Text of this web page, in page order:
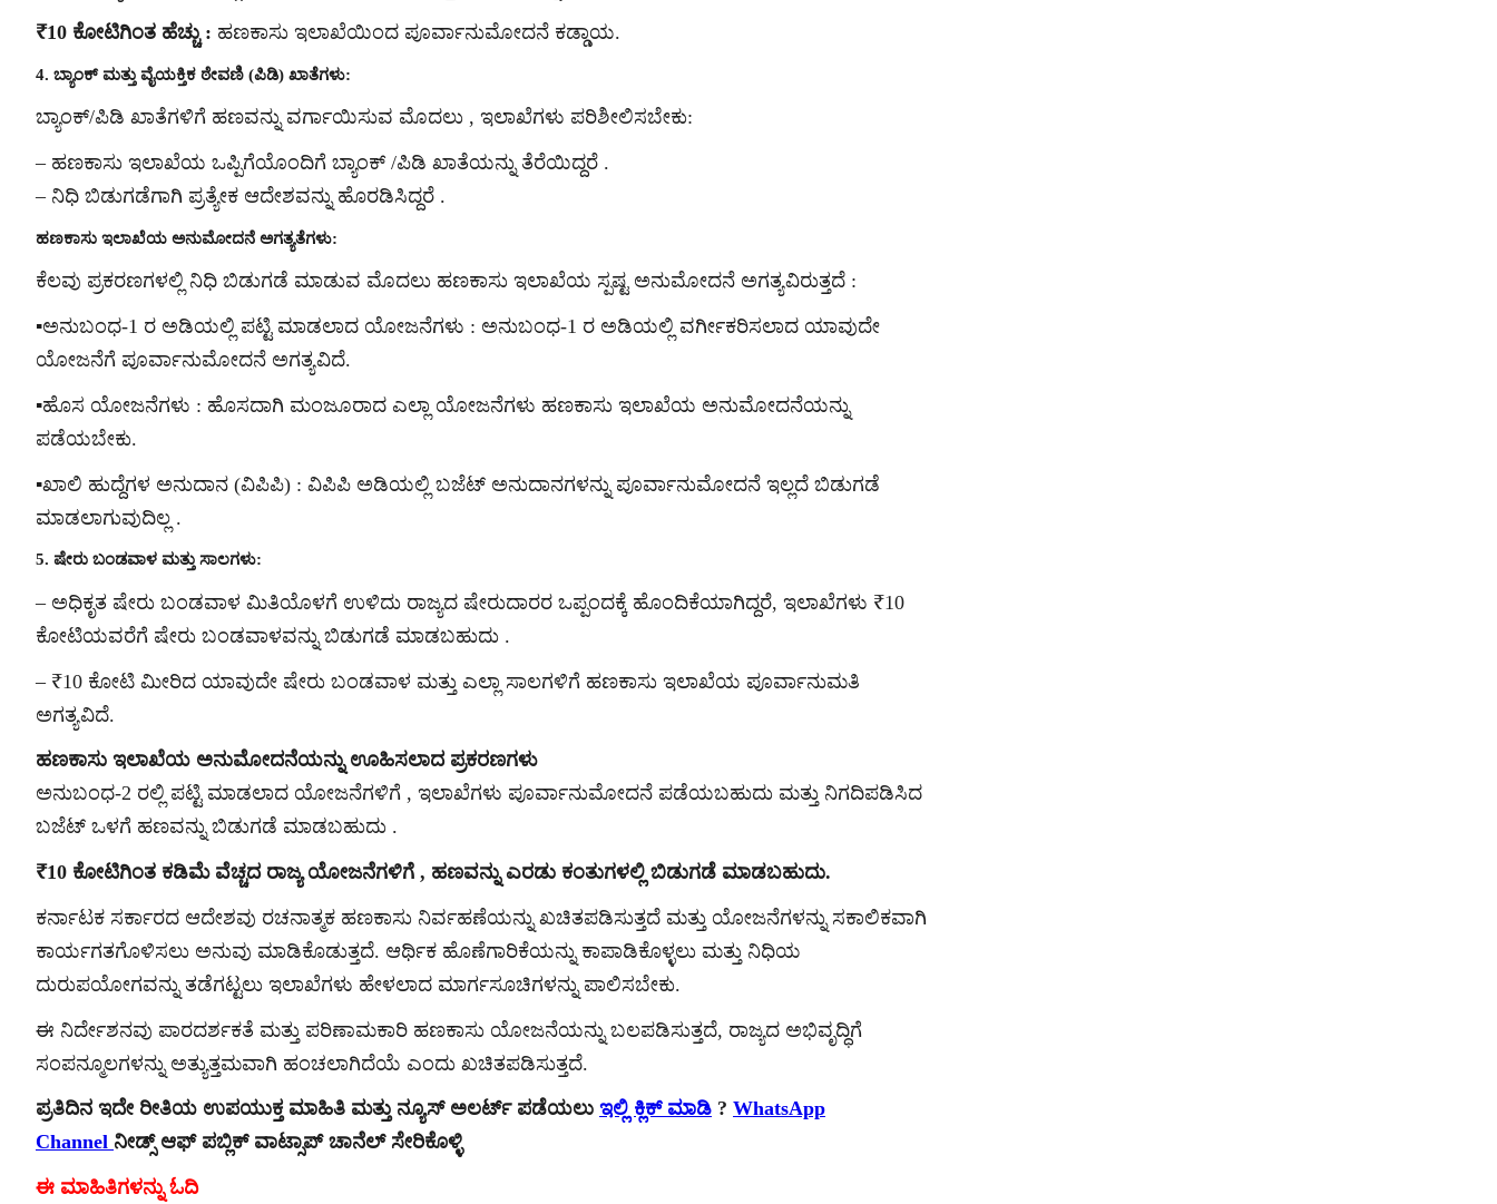
₹10 ಕೋಟಿಗಿಂತ ಹೆಚ್ಚು : ಹಣಕಾಸು ಇಲಾಖೆಯಿಂದ ಪೂರ್ವಾನುಮೋದನೆ ಕಡ್ಡಾಯ.
4. ಬ್ಯಾಂಕ್ ಮತ್ತು ವೈಯಕ್ತಿಕ ಠೇವಣಿ (ಪಿಡಿ) ಖಾತೆಗಳು:
ಬ್ಯಾಂಕ್/ಪಿಡಿ ಖಾತೆಗಳಿಗೆ ಹಣವನ್ನು ವರ್ಗಾಯಿಸುವ ಮೊದಲು , ಇಲಾಖೆಗಳು ಪರಿಶೀಲಿಸಬೇಕು:
– ಹಣಕಾಸು ಇಲಾಖೆಯ ಒಪ್ಪಿಗೆಯೊಂದಿಗೆ ಬ್ಯಾಂಕ್ /ಪಿಡಿ ಖಾತೆಯನ್ನು ತೆರೆಯಿದ್ದರೆ .
– ನಿಧಿ ಬಿಡುಗಡೆಗಾಗಿ ಪ್ರತ್ಯೇಕ ಆದೇಶವನ್ನು ಹೊರಡಿಸಿದ್ದರೆ .
ಹಣಕಾಸು ಇಲಾಖೆಯ ಅನುಮೋದನೆ ಅಗತ್ಯತೆಗಳು:
ಕೆಲವು ಪ್ರಕರಣಗಳಲ್ಲಿ ನಿಧಿ ಬಿಡುಗಡೆ ಮಾಡುವ ಮೊದಲು ಹಣಕಾಸು ಇಲಾಖೆಯ ಸ್ಪಷ್ಟ ಅನುಮೋದನೆ ಅಗತ್ಯವಿರುತ್ತದೆ :
▪️ಅನುಬಂಧ-1 ರ ಅಡಿಯಲ್ಲಿ ಪಟ್ಟಿ ಮಾಡಲಾದ ಯೋಜನೆಗಳು : ಅನುಬಂಧ-1 ರ ಅಡಿಯಲ್ಲಿ ವರ್ಗೀಕರಿಸಲಾದ ಯಾವುದೇ
ಯೋಜನೆಗೆ ಪೂರ್ವಾನುಮೋದನೆ ಅಗತ್ಯವಿದೆ.
▪️ಹೊಸ ಯೋಜನೆಗಳು : ಹೊಸದಾಗಿ ಮಂಜೂರಾದ ಎಲ್ಲಾ ಯೋಜನೆಗಳು ಹಣಕಾಸು ಇಲಾಖೆಯ ಅನುಮೋದನೆಯನ್ನು
ಪಡೆಯಬೇಕು.
▪️ಖಾಲಿ ಹುದ್ದೆಗಳ ಅನುದಾನ (ವಿಪಿಪಿ) : ವಿಪಿಪಿ ಅಡಿಯಲ್ಲಿ ಬಜೆಟ್ ಅನುದಾನಗಳನ್ನು ಪೂರ್ವಾನುಮೋದನೆ ಇಲ್ಲದೆ ಬಿಡುಗಡೆ
ಮಾಡಲಾಗುವುದಿಲ್ಲ .
5. ಷೇರು ಬಂಡವಾಳ ಮತ್ತು ಸಾಲಗಳು:
– ಅಧಿಕೃತ ಷೇರು ಬಂಡವಾಳ ಮಿತಿಯೊಳಗೆ ಉಳಿದು ರಾಜ್ಯದ ಷೇರುದಾರರ ಒಪ್ಪಂದಕ್ಕೆ ಹೊಂದಿಕೆಯಾಗಿದ್ದರೆ, ಇಲಾಖೆಗಳು ₹10
ಕೋಟಿಯವರೆಗೆ ಷೇರು ಬಂಡವಾಳವನ್ನು ಬಿಡುಗಡೆ ಮಾಡಬಹುದು .
– ₹10 ಕೋಟಿ ಮೀರಿದ ಯಾವುದೇ ಷೇರು ಬಂಡವಾಳ ಮತ್ತು ಎಲ್ಲಾ ಸಾಲಗಳಿಗೆ ಹಣಕಾಸು ಇಲಾಖೆಯ ಪೂರ್ವಾನುಮತಿ
ಅಗತ್ಯವಿದೆ.
ಹಣಕಾಸು ಇಲಾಖೆಯ ಅನುಮೋದನೆಯನ್ನು ಊಹಿಸಲಾದ ಪ್ರಕರಣಗಳು
ಅನುಬಂಧ-2 ರಲ್ಲಿ ಪಟ್ಟಿ ಮಾಡಲಾದ ಯೋಜನೆಗಳಿಗೆ , ಇಲಾಖೆಗಳು ಪೂರ್ವಾನುಮೋದನೆ ಪಡೆಯಬಹುದು ಮತ್ತು ನಿಗದಿಪಡಿಸಿದ
ಬಜೆಟ್ ಒಳಗೆ ಹಣವನ್ನು ಬಿಡುಗಡೆ ಮಾಡಬಹುದು .
₹10 ಕೋಟಿಗಿಂತ ಕಡಿಮೆ ವೆಚ್ಚದ ರಾಜ್ಯ ಯೋಜನೆಗಳಿಗೆ , ಹಣವನ್ನು ಎರಡು ಕಂತುಗಳಲ್ಲಿ ಬಿಡುಗಡೆ ಮಾಡಬಹುದು.
ಕರ್ನಾಟಕ ಸರ್ಕಾರದ ಆದೇಶವು ರಚನಾತ್ಮಕ ಹಣಕಾಸು ನಿರ್ವಹಣೆಯನ್ನು ಖಚಿತಪಡಿಸುತ್ತದೆ ಮತ್ತು ಯೋಜನೆಗಳನ್ನು ಸಕಾಲಿಕವಾಗಿ
ಕಾರ್ಯಗತಗೊಳಿಸಲು ಅನುವು ಮಾಡಿಕೊಡುತ್ತದೆ. ಆರ್ಥಿಕ ಹೊಣೆಗಾರಿಕೆಯನ್ನು ಕಾಪಾಡಿಕೊಳ್ಳಲು ಮತ್ತು ನಿಧಿಯ
ದುರುಪಯೋಗವನ್ನು ತಡೆಗಟ್ಟಲು ಇಲಾಖೆಗಳು ಹೇಳಲಾದ ಮಾರ್ಗಸೂಚಿಗಳನ್ನು ಪಾಲಿಸಬೇಕು.
ಈ ನಿರ್ದೇಶನವು ಪಾರದರ್ಶಕತೆ ಮತ್ತು ಪರಿಣಾಮಕಾರಿ ಹಣಕಾಸು ಯೋಜನೆಯನ್ನು ಬಲಪಡಿಸುತ್ತದೆ, ರಾಜ್ಯದ ಅಭಿವೃದ್ಧಿಗೆ
ಸಂಪನ್ಮೂಲಗಳನ್ನು ಅತ್ಯುತ್ತಮವಾಗಿ ಹಂಚಲಾಗಿದೆಯೆ ಎಂದು ಖಚಿತಪಡಿಸುತ್ತದೆ.
ಪ್ರತಿದಿನ ಇದೇ ರೀತಿಯ ಉಪಯುಕ್ತ ಮಾಹಿತಿ ಮತ್ತು ನ್ಯೂಸ್ ಅಲರ್ಟ್ ಪಡೆಯಲು ಇಲ್ಲಿ ಕ್ಲಿಕ್ ಮಾಡಿ ? WhatsApp
Channel ನೀಡ್ಸ್ ಆಫ್ ಪಬ್ಲಿಕ್ ವಾಟ್ಸಾಪ್ ಚಾನೆಲ್ ಸೇರಿಕೊಳ್ಳಿ
ಈ ಮಾಹಿತಿಗಳನ್ನು ಓದಿ